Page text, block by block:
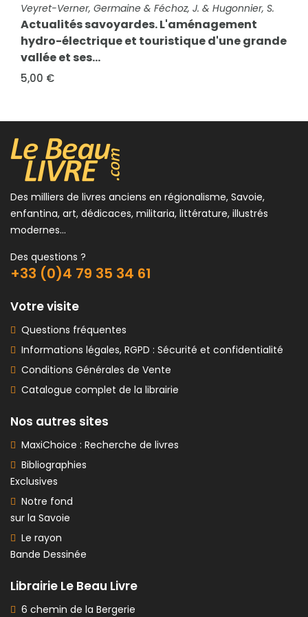
FICHE COMPLÈTE
Veyret-Verner, Germaine & Féchoz, J. & Hugonnier, S.
Actualités savoyardes. L'aménagement
hydro-électrique et touristique d'une grande
vallée et ses...
5,00 €
Des milliers de livres anciens en régionalisme, Savoie,
enfantina, art, dédicaces, militaria, littérature, illustrés
modernes...
Des questions ?
+33 (0)4 79 35 34 61
Votre visite
Questions fréquentes
Informations légales, RGPD : Sécurité et confidentialité
Conditions Générales de Vente
Catalogue complet de la librairie
Nos autres sites
MaxiChoice : Recherche de livres
Bibliographies
Exclusives
Notre fond
sur la Savoie
Le rayon
Bande Dessinée
Librairie Le Beau Livre
6 chemin de la Bergerie